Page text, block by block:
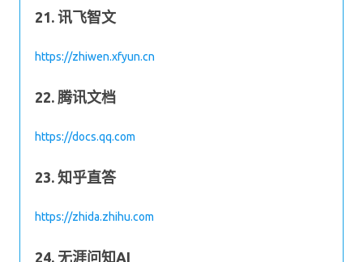
21. 讯飞智文
https://zhiwen.xfyun.cn
22. 腾讯文档
https://docs.qq.com
23. 知乎直答
https://zhida.zhihu.com
24. 无涯问知AI